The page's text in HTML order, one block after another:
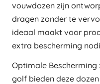
vouwdozen zijn
dragen zonder te
ideaal maakt voor
extra bescherming
Optimale Bescherming
golf bieden deze